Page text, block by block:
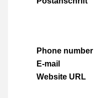
Phone number
E-mail
Website URL